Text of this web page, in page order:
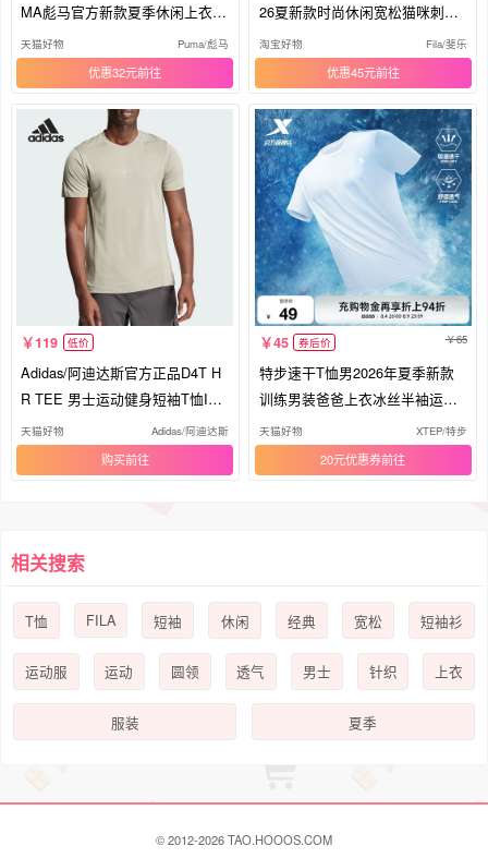
MA彪马官方新款夏季休闲上衣 6
38607
天猫好物 Puma/彪马
优惠32元
26夏新款时尚休闲宽松猫咪刺绣T
恤
淘宝好物 Fila/斐乐
优惠45元
119 低价
Adidas/阿迪达斯官方正品D4T H
R TEE 男士运动健身短袖T恤IS3
738
天猫好物 Adidas/阿迪达斯
购买
45 券后价 65
特步速干T恤男2026年夏季新款
训练男装爸爸上衣冰丝半袖运动
短袖
天猫好物 XTEP/特步
20元优惠券
相关搜索
T恤 FILA 短袖 休闲 经典 宽松 短袖衫
运动服 运动 圆领 透气 男士 针织 上衣
服装 夏季
© 2012-2026 TAO.HOOOS.COM